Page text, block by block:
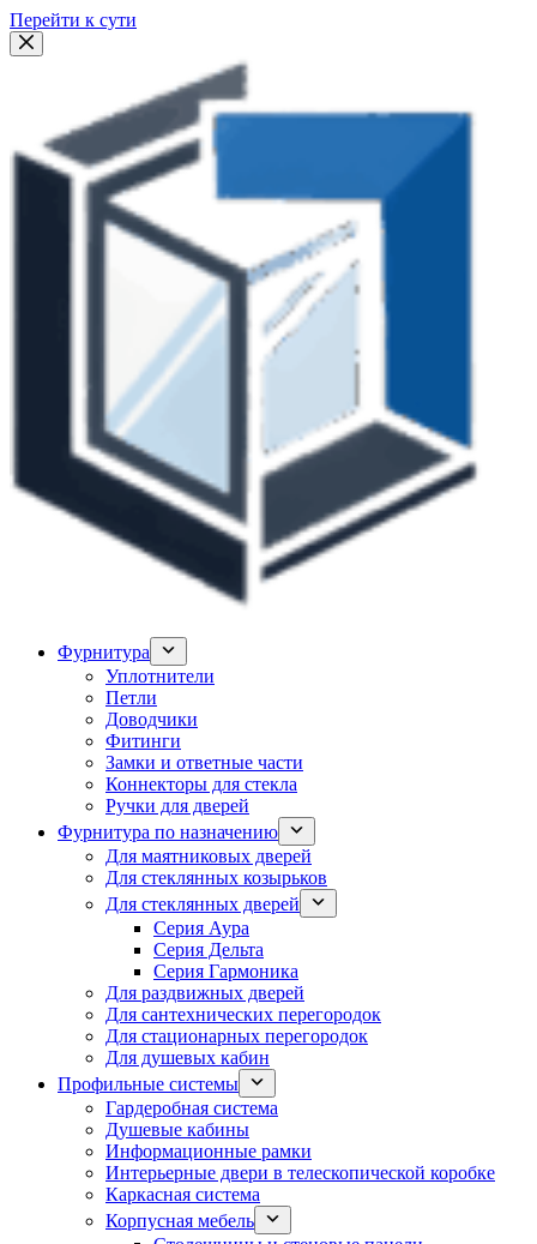
Перейти к сути
Фурнитура
Уплотнители
Петли
Доводчики
Фитинги
Замки и ответные части
Коннекторы для стекла
Ручки для дверей
Фурнитура по назначению
Для маятниковых дверей
Для стеклянных козырьков
Для стеклянных дверей
Серия Аура
Серия Дельта
Серия Гармоника
Для раздвижных дверей
Для сантехнических перегородок
Для стационарных перегородок
Для душевых кабин
Профильные системы
Гардеробная система
Душевые кабины
Информационные рамки
Интерьерные двери в телескопической коробке
Каркасная система
Корпусная мебель